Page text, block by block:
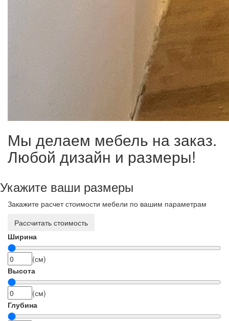
Мы делаем мебель на заказ.
Любой дизайн и размеры!
Укажите ваши размеры
Закажите расчет стоимости мебели по вашим параметрам
Рассчитать стоимость
Ширина
(см)
Высота
(см)
Глубина